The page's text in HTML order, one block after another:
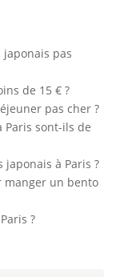
pas
de 15 € ?
pas cher ?
Paris sont-ils de
à Paris ?
manger un bento
?